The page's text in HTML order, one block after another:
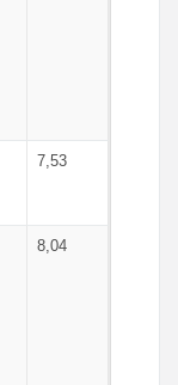
7,53
8,04